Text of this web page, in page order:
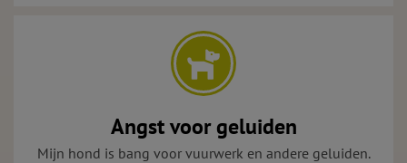
Angst voor geluiden
Mijn hond is bang voor vuurwerk en andere geluiden.